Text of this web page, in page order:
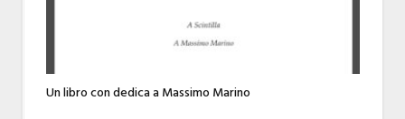
Un libro con dedica a Massimo Marino